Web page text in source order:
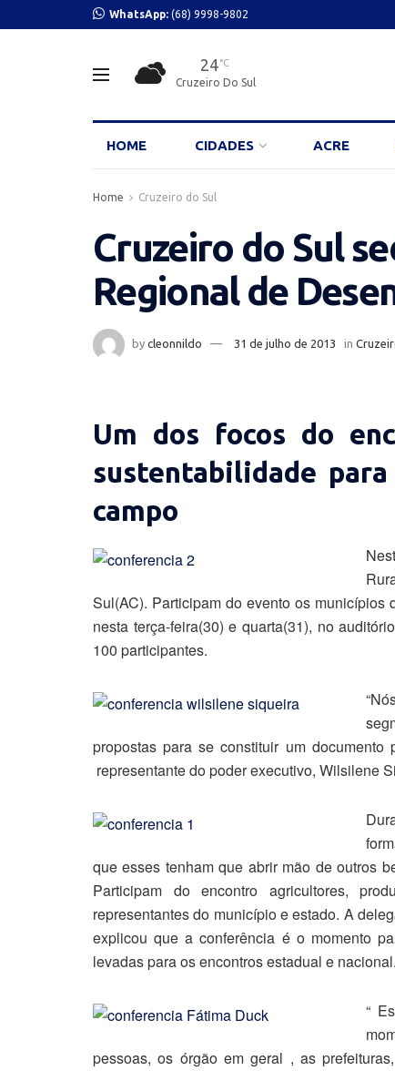
WhatsApp: (68) 9998-9802
24 °C
Cruzeiro Do Sul
HOME CIDADES ACRE
Home Cruzeiro do Sul
Cruzeiro do Sul
Regional de
by cleonnildo 31 de julho de 2013 in
Um dos focos do
sustentabilidade
campo
Sul(AC). Participam do evento os municípios
nesta terça-feira(30) e quarta(31), no
100 participantes.
propostas para se constituir um
representante do poder executivo, Wilsilene
que esses tenham que abrir mão de outros
Participam do encontro agricultores,
representantes do município e estado. A
explicou que a conferência é o momento
levadas para os encontros estadual e nacional.
“
pessoas, os órgão em geral , as